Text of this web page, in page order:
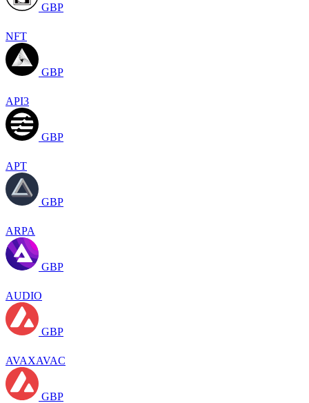
GBP
NFT
GBP
API3
GBP
APT
GBP
ARPA
GBP
AUDIO
GBP
AVAXAVAC
GBP